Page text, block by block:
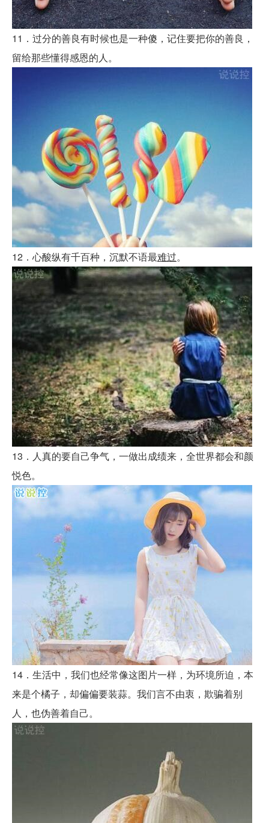
11．过分的善良有时候也是一种傻，记住要把你的善良，
留给那些懂得感恩的人。
12．心酸纵有千百种，沉默不语最难过。
13．人真的要自己争气，一做出成绩来，全世界都会和颜
悦色。
14．生活中，我们也经常像这图片一样，为环境所迫，本
来是个橘子，却偏偏要装蒜。我们言不由衷，欺骗着别
人，也伪善着自己。